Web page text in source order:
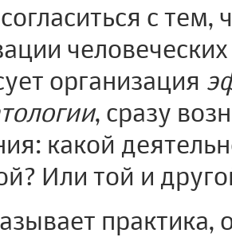
с тем,
организация
, сразу
какой
Или той и